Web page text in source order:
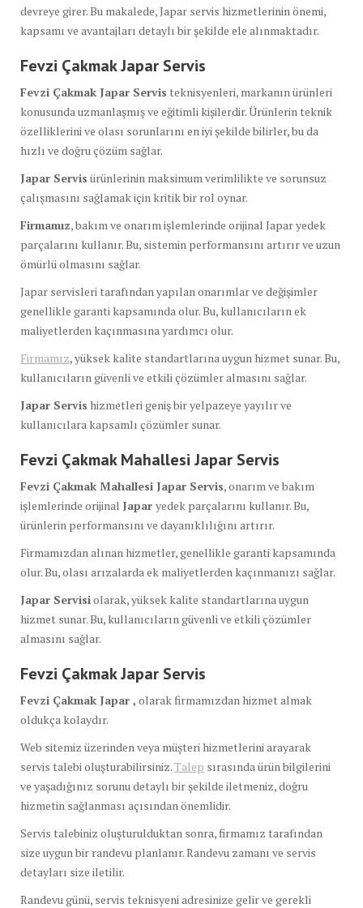
devreye girer. Bu makalede, Japar servis hizmetlerinin önemi,
kapsamı ve avantajları detaylı bir şekilde ele alınmaktadır.
Fevzi Çakmak Japar Servis
Fevzi Çakmak Japar Servis teknisyenleri, markanın ürünleri
konusunda uzmanlaşmış ve eğitimli kişilerdir. Ürünlerin teknik
özelliklerini ve olası sorunlarını en iyi şekilde bilirler, bu da
hızlı ve doğru çözüm sağlar.
Japar Servis ürünlerinin maksimum verimlilikte ve sorunsuz
çalışmasını sağlamak için kritik bir rol oynar.
Firmamız, bakım ve onarım işlemlerinde orijinal Japar yedek
parçalarını kullanır. Bu, sistemin performansını artırır ve uzun
ömürlü olmasını sağlar.
Japar servisleri tarafından yapılan onarımlar ve değişimler
genellikle garanti kapsamında olur. Bu, kullanıcıların ek
maliyetlerden kaçınmasına yardımcı olur.
Firmamız, yüksek kalite standartlarına uygun hizmet sunar. Bu,
kullanıcıların güvenli ve etkili çözümler almasını sağlar.
Japar Servis hizmetleri geniş bir yelpazeye yayılır ve
kullanıcılara kapsamlı çözümler sunar.
Fevzi Çakmak Mahallesi Japar Servis
Fevzi Çakmak Mahallesi Japar Servis, onarım ve bakım
işlemlerinde orijinal Japar yedek parçalarını kullanır. Bu,
ürünlerin performansını ve dayanıklılığını artırır.
Firmamızdan alınan hizmetler, genellikle garanti kapsamında
olur. Bu, olası arızalarda ek maliyetlerden kaçınmanızı sağlar.
Japar Servisiolarak, yüksek kalite standartlarına uygun
hizmet sunar. Bu, kullanıcıların güvenli ve etkili çözümler
almasını sağlar.
Fevzi Çakmak Japar Servis
Fevzi Çakmak Japar , olarak firmamızdan hizmet almak
oldukça kolaydır.
Web sitemiz üzerinden veya müşteri hizmetlerini arayarak
servis talebi oluşturabilirsiniz.Talep sırasında ürün bilgilerini
ve yaşadığınız sorunu detaylı bir şekilde iletmeniz, doğru
hizmetin sağlanması açısından önemlidir.
Servis talebiniz oluşturulduktan sonra, firmamız tarafından
size uygun bir randevu planlanır. Randevu zamanı ve servis
detayları size iletilir.
Randevu günü, servis teknisyeni adresinize gelir ve gerekli